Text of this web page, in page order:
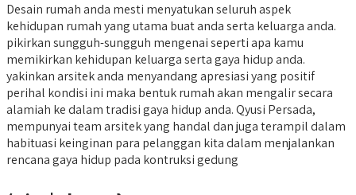
Desain rumah anda mesti menyatukan seluruh aspek
kehidupan rumah yang utama buat anda serta keluarga anda.
pikirkan sungguh-sungguh mengenai seperti apa kamu
memikirkan kehidupan keluarga serta gaya hidup anda.
yakinkan arsitek anda menyandang apresiasi yang positif
perihal kondisi ini maka bentuk rumah akan mengalir secara
alamiah ke dalam tradisi gaya hidup anda. Qyusi Persada,
mempunyai team arsitek yang handal dan juga terampil dalam
habituasi keinginan para pelanggan kita dalam menjalankan
rencana gaya hidup pada kontruksi gedung